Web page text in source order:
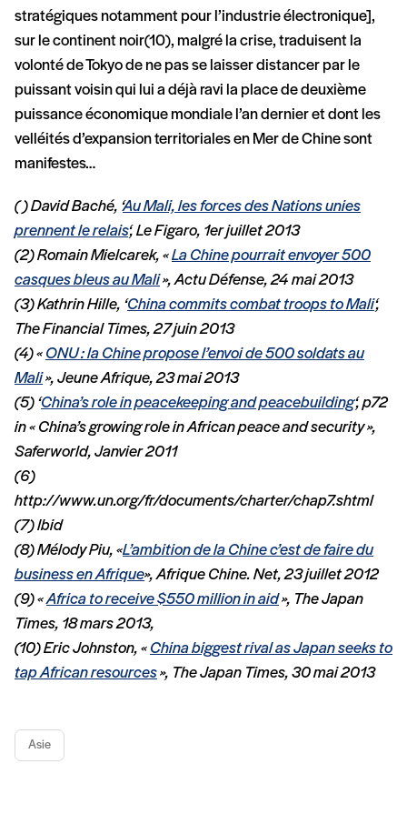
stratégiques notamment pour l’industrie électronique],
sur le continent noir(10), malgré la crise, traduisent la
volonté de Tokyo de ne pas se laisser distancer par le
puissant voisin qui lui a déjà ravi la place de deuxième
puissance économique mondiale l’an dernier et dont les
velléités d’expansion territoriales en Mer de Chine sont
manifestes…
( ) David Baché, ‘Au Mali, les forces des Nations unies
prennent le relais‘, Le Figaro, 1er juillet 2013
(2) Romain Mielcarek, «La Chine pourrait envoyer 500
casques bleus au Mali», Actu Défense, 24 mai 2013
(3) Kathrin Hille, ‘China commits combat troops to Mali‘,
The Financial Times, 27 juin 2013
(4) « ONU : la Chine propose l’envoi de 500 soldats au
Mali», Jeune Afrique, 23 mai 2013
(5) ‘China’s role in peacekeeping and peacebuilding‘, p72
in « China’s growing role in African peace and security »,
Saferworld, Janvier 2011
(6)
http://www.un.org/fr/documents/charter/chap7.shtml
(7) Ibid
(8) Mélody Piu, «L’ambition de la Chine c’est de faire du
business en Afrique», Afrique Chine. Net, 23 juillet 2012
(9) «Africa to receive $550 million in aid», The Japan
Times, 18 mars 2013,
(10) Eric Johnston, « China biggest rival as Japan seeks to
tap African resources», The Japan Times, 30 mai 2013
Asie